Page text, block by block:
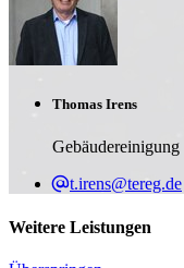
Thomas Irens
Gebäudereinigung
t.irens@tereg.de
Weitere Leistungen